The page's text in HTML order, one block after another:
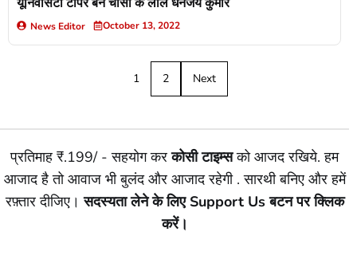
News Editor October 13, 2022
1 2 Next
प्रतिमाह ₹.199/ - सहयोग करकोसी टाइम्सको आजद रखिये. हम
आजाद है तो आवाज भी बुलंद और आजाद रहेगी . सारथी बनिए और हमें
रफ़्तार दीजिए।सदस्यता लेने के लिए Support Us बटन पर क्लिक
करें।